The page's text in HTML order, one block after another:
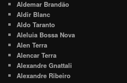
Aldemar Brandão
Aldir Blanc
Aldo Taranto
Aleluia Bossa Nova
Alen Terra
Alencar Terra
Alexandre Gnattali
Alexandre Ribeiro